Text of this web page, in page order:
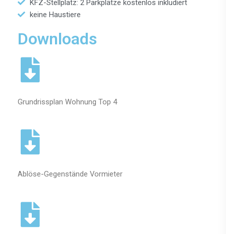
KFZ-Stellplatz: 2 Parkplätze kostenlos inkludiert
keine Haustiere
Downloads
Grundrissplan Wohnung Top 4
Ablöse-Gegenstände Vormieter